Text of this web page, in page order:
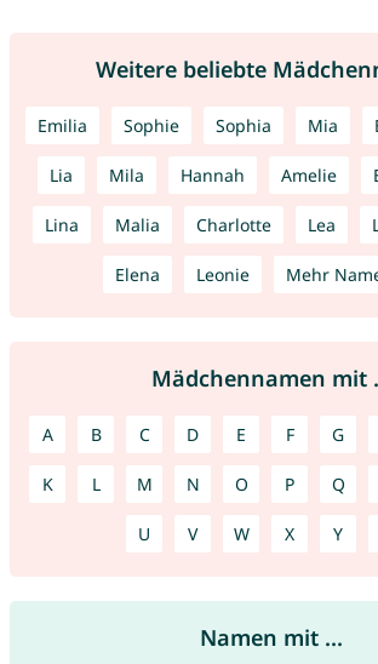
Weitere beliebte
Emilia Sophie Sophia Mia
Lia Mila Hannah Amelie
Lina Malia Charlotte Lea
Elena Leonie Mehr
Mädchennamen mit
A B C D E F G
K L M N O P Q
U V W X Y
Namen mit ...